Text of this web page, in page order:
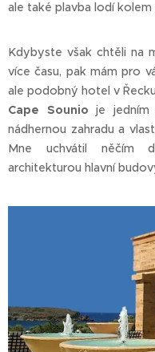
ale také plavba lodí kolem
Kdybyste však chtěli na
více času, pak mám pro
ale podobný hotel v
Cape Sounio je jedním
nádhernou zahradu a
Mne uchvátil něčím
architekturou hlavní